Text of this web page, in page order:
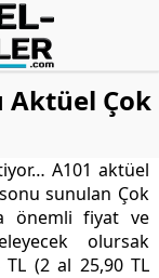
Aktüel Çok
A101 aktüel
sunulan Çok
önemli fiyat ve
olursak
(2 al 25,90 TL